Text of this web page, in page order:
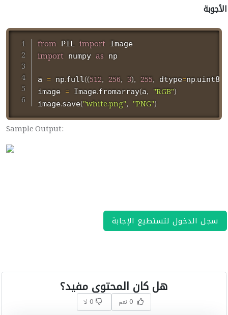
الأجوبة
from PIL import Image
import numpy as np
a = np.full((512, 256, 3), 255, dtype=np.uint8
image = Image.fromarray(a, "RGB")
image.save("white.png", "PNG")
Sample Output:
سجل الدخول لتستطيع الإجابة
هل كان المحتوى مفيد؟
0 نعم 0 لا